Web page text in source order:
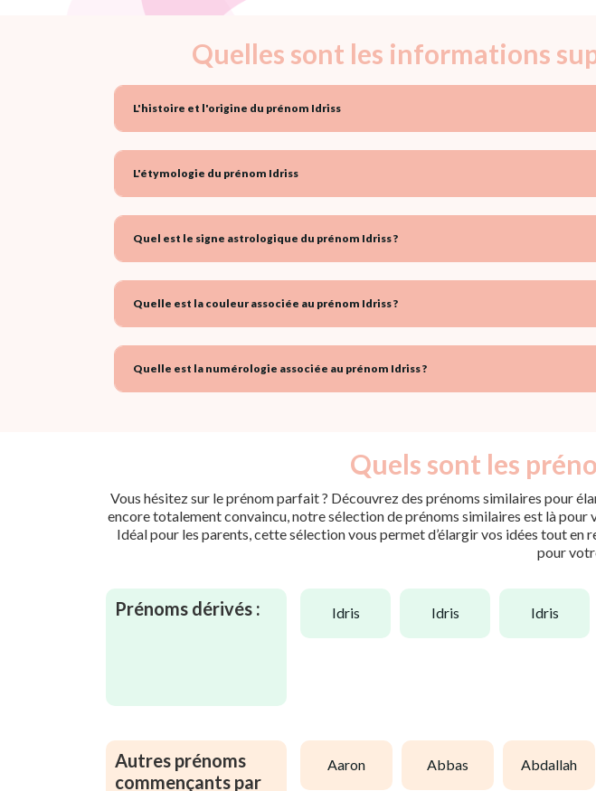
Quelles sont les informations
L'histoire et l'origine du prénom Idriss
L'étymologie du prénom Idriss
Quel est le signe astrologique du prénom Idriss ?
Quelle est la couleur associée au prénom Idriss ?
Quelle est la numérologie associée au prénom Idriss ?
Quels sont les
Vous hésitez sur le prénom parfait ? Découvrez des prénoms similaires pour
encore totalement convaincu, notre sélection de prénoms similaires est là pour
Idéal pour les parents, cette sélection vous permet d’élargir vos idées tout
pour
Prénoms dérivés : idris idris idris
Autres prénoms
commençants par
aaron abbas abdallah